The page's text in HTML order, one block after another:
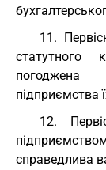
11.
статутного
підприємства
12.
справедлива